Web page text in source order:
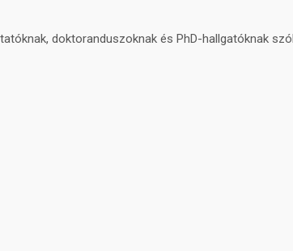
doktoranduszoknak és PhD-hallgatóknak